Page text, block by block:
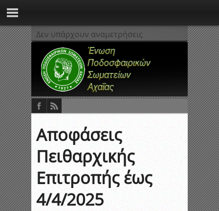
Δεν υπάρχουν αναμετρήσεις
Αποφάσεις
Πειθαρχικής
Επιτροπής έως
4/4/2025